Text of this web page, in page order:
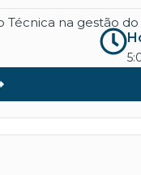
na gestão do